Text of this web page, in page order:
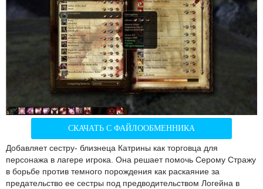
СКАЧАТЬ С ФАЙЛООБМЕННИКА
Добавляет сестру- близнеца Катрины как торговца для
персонажа в лагере игрока. Она решает помочь Серому Стражу
в борьбе против темного порождения как раскаяние за
предательство ее сестры под предводительством Логейна в